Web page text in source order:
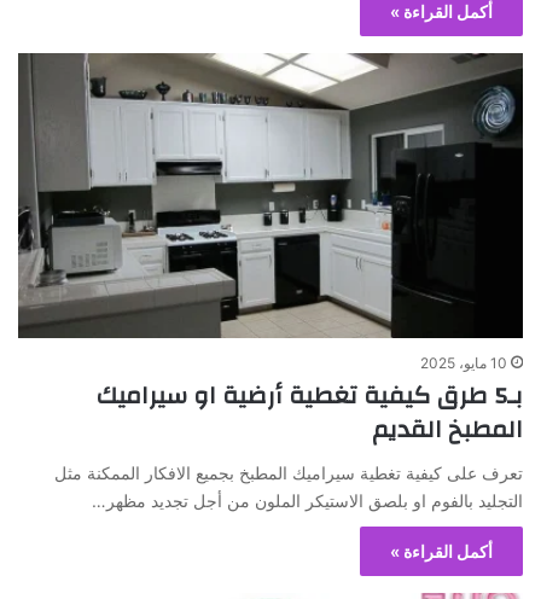
أكمل القراءة »
10 مايو، 2025
بـ5 طرق كيفية تغطية أرضية او سيراميك
المطبخ القديم
تعرف على كيفية تغطية سيراميك المطبخ بجميع الافكار الممكنة مثل
التجليد بالفوم او بلصق الاستيكر الملون من أجل تجديد مظهر…
أكمل القراءة »